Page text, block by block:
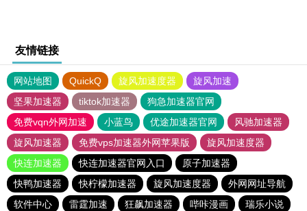
友情链接
网站地图 QuickQ 旋风加速度器
旋风加速
坚果加速器
tiktok加速器
狗急加速器官网
免费vqn外网加速
小蓝鸟 优途加速器官网
风驰加速器
旋风加速器
免费vps加速器外网苹果版
旋风加速度器
快连加速器
快连加速器官网入口
原子加速器
快鸭加速器
快柠檬加速器 旋风加速度器
外网网址导航
软件中心
雷霆加速 狂飙加速器 哔咔漫画
瑞乐小说